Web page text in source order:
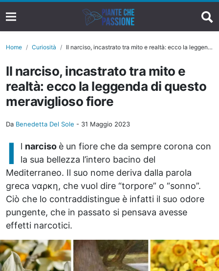
Home Curiosità Il narciso, incastrato tra mito e realtà: ecco la leggenda di questo meraviglioso fiore
Il narciso, incastrato tra mito e
realtà: ecco la leggenda di questo
meraviglioso fiore
Da Benedetta Del Sole - 31 Maggio 2023
I l narciso è un fiore che da sempre corona con
la sua bellezza l’intero bacino del
Mediterraneo. Il suo nome deriva dalla parola
greca ναρκη, che vuol dire “torpore” o “sonno”.
Ciò che lo contraddistingue è infatti il suo odore
pungente, che in passato si pensava avesse
effetti narcotici.